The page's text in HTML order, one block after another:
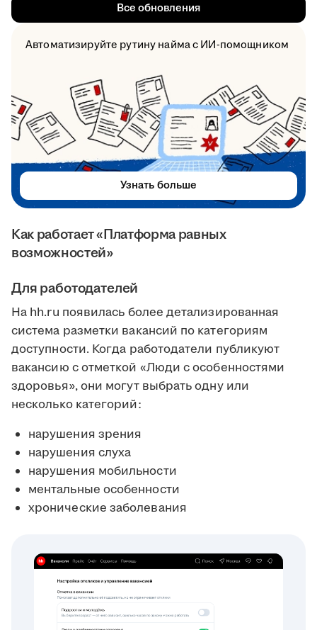
Как работает «Платформа равных
возможностей»
Для работодателей
На hh.ru появилась более детализированная
система разметки вакансий по категориям
доступности. Когда работодатели публикуют
вакансию с отметкой «Люди с особенностями
здоровья», они могут выбрать одну или
несколько категорий:
нарушения зрения
нарушения слуха
нарушения мобильности
ментальные особенности
хронические заболевания
Все обновления
Автоматизируйте рутину найма с ИИ-помощником
Узнать больше